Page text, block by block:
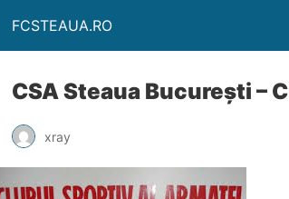
FCSTEAUA.RO
CSA Steaua București –
xray